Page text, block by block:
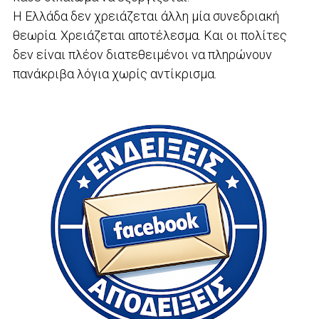
Η Ελλάδα δεν χρειάζεται άλλη μία συνεδριακή
θεωρία. Χρειάζεται αποτέλεσμα. Και οι πολίτες
δεν είναι πλέον διατεθειμένοι να πληρώνουν
πανάκριβα λόγια χωρίς αντίκρισμα.